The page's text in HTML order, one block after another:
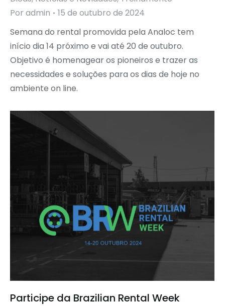
Por admin
15 de outubro de 2024
Semana do rental promovida pela Analoc tem
início dia 14 próximo e vai até 20 de outubro.
Objetivo é homenagear os pioneiros e trazer as
necessidades e soluções para os dias de hoje no
ambiente on line.
Participe da Brazilian Rental Week